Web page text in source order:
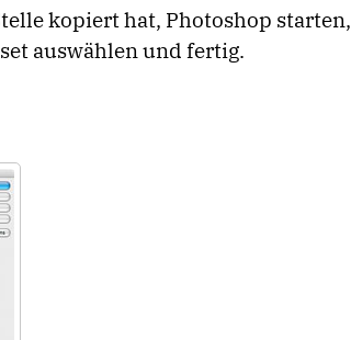
kopiert hat, Photoshop starten,
auswählen und fertig.